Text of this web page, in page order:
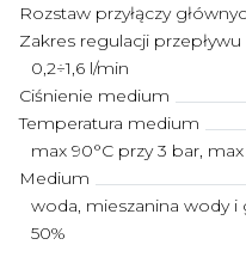
Rozstaw przyłączy
Zakres regulacji
0,2÷1,6 l/min
Ciśnienie medium
Temperatura medium
max 90°C przy 3 bar,
Medium
woda, mieszanina wody
50%